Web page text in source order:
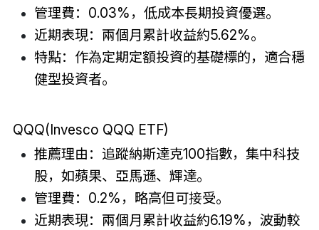
管理費：0.03%，低成本長期投資優選。
近期表現：兩個月累計收益約5.62%。
特點：作為定期定額投資的基礎標的，適合穩
健型投資者。
QQQ(Invesco QQQ ETF)
推薦理由：追蹤納斯達克100指數，集中科技
股，如蘋果、亞馬遜、輝達。
管理費：0.2%，略高但可接受。
近期表現：兩個月累計收益約6.19%，波動較